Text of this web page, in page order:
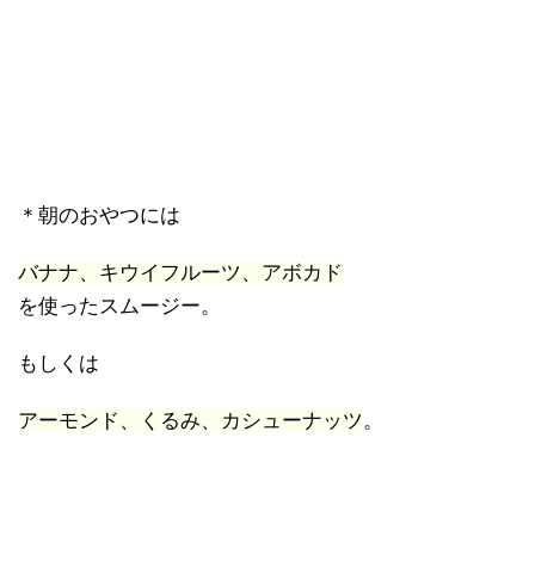
＊朝のおやつには
バナナ、キウイフルーツ、アボカド
を使ったスムージー。
もしくは
アーモンド、くるみ、カシューナッツ。